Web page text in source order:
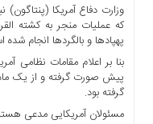
برگه
نمونه
تعرفه
وزارت دفاع آمریکا (پنتاگون)
که عملیات منجر به کشته
پهپادها و بالگردها انجام
بنا بر اعلام مقامات نظامی
پیش صورت گرفته و از یک ماه
گرفته بود.
مسئولان آمریکایی مدعی